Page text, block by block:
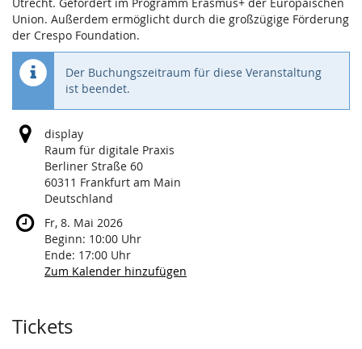
Union. Außerdem ermöglicht durch die großzügige Förderung
der Crespo Foundation.
Der Buchungszeitraum für diese Veranstaltung
ist beendet.
display
Raum für digitale Praxis
Berliner Straße 60
60311 Frankfurt am Main
Deutschland
Fr, 8. Mai 2026
Beginn: 10:00 Uhr
Ende: 17:00 Uhr
Zum Kalender hinzufügen
Produkte
Tickets